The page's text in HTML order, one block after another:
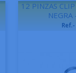
12 PINZAS